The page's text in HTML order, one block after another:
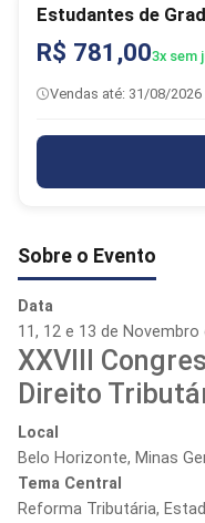
Estudantes de
R$ 781,003x sem
Vendas até: 31/08/2026
Sobre o Evento
Data
11, 12 e 13 de Novembro
XXVIII
Direito
Local
Belo Horizonte, Minas
Tema Central
Reforma Tributária,